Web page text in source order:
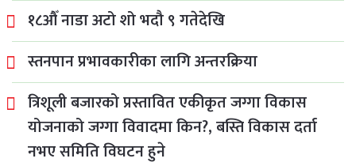
१८औँ नाडा अटो शो भदौ ९ गतेदेखि
स्तनपान प्रभावकारीका लागि अन्तरक्रिया
त्रिशूली बजारको प्रस्तावित एकीकृत जग्गा विकास
योजनाको जग्गा विवादमा किन?, बस्ति विकास दर्ता
नभए समिति विघटन हुने